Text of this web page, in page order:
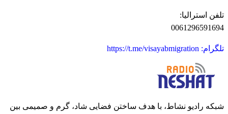
تلفن استرالیا:
0061296591694
تلگرام: https://t.me/visayabmigration
شبکه رادیو نشاط، با هدف ساختن فضایی شاد، گرم و صمیمی بین